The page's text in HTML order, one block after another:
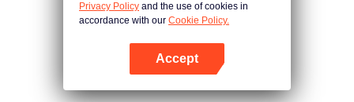
Privacy Policy and the use of cookies in
accordance with our Cookie Policy.
Accept